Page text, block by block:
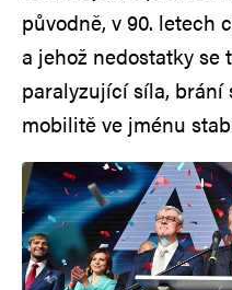
původně, v 90. letech
a jehož nedostatky
paralyzující síla,
mobilitě ve jménu